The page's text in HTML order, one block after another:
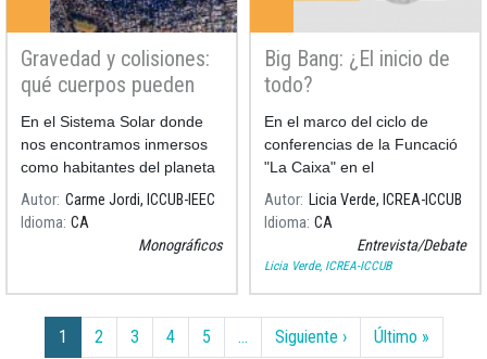
Gravedad y colisiones:
qué cuerpos pueden
chocar con nosotros?
En el Sistema Solar donde
nos encontramos inmersos
como habitantes del planeta
Tierra, no nos encontramos
solos. No sólo están los otros
planetas y los satélites, sino
que también encontramos
polvo, cada uno siguiendo su
camino alrededor del Sol.
Autor Carme Jordi, ICCUB-IEEC
Idioma CA
Monográficos
Big Bang: ¿El inicio de
todo?
En el marco del ciclo de
conferencias de la Funcació
"La Caixa" en el
CosmoCaixa, #LiveTalks, se
desarrollará una
Autor Licia Verde, ICREA-ICCUB
Idioma CA
Entrevista/Debate
Licia Verde, ICREA-ICCUB
Paginación
1 2 3 4 5 … Siguiente ›Siguiente página
Último »Última